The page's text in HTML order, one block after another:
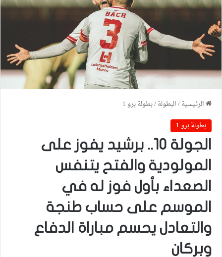
الرئيسية/البطولة/بطولة برو 1
بطولة برو 1
الجولة 10.. برشيد يفوز على
المولودية والفتح يتنفس
الصعداء بأول فوز له في
الموسم على حساب طنجة
والتعادل يحسم مباراة الدفاع
وبركان